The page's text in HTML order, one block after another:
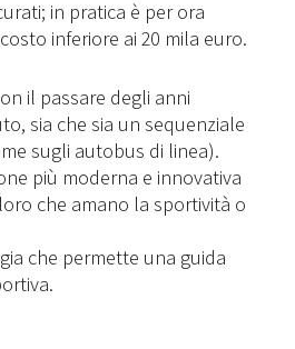
in pratica è per ora
inferiore ai 20 mila euro.
il passare degli anni
sia che sia un sequenziale
sugli autobus di linea).
più moderna e innovativa
che amano la sportività o
che permette una guida